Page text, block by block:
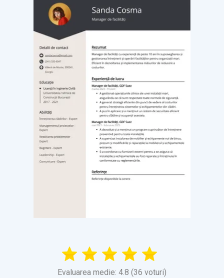
Evaluarea medie: 4.8 (36 voturi)